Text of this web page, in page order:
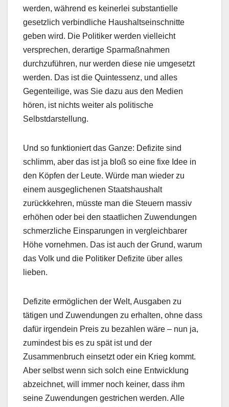
werden, während es keinerlei substantielle
gesetzlich verbindliche Haushaltseinschnitte
geben wird. Die Politiker werden vielleicht
versprechen, derartige Sparmaßnahmen
durchzuführen, nur werden diese nie umgesetzt
werden. Das ist die Quintessenz, und alles
Gegenteilige, was Sie dazu aus den Medien
hören, ist nichts weiter als politische
Selbstdarstellung.
Und so funktioniert das Ganze: Defizite sind
schlimm, aber das ist ja bloß so eine fixe Idee in
den Köpfen der Leute. Würde man wieder zu
einem ausgeglichenen Staatshaushalt
zurückkehren, müsste man die Steuern massiv
erhöhen oder bei den staatlichen Zuwendungen
schmerzliche Einsparungen in vergleichbarer
Höhe vornehmen. Das ist auch der Grund, warum
das Volk und die Politiker Defizite über alles
lieben.
Defizite ermöglichen der Welt, Ausgaben zu
tätigen und Zuwendungen zu erhalten, ohne dass
dafür irgendein Preis zu bezahlen wäre – nun ja,
zumindest bis es zu spät ist und der
Zusammenbruch einsetzt oder ein Krieg kommt.
Aber selbst wenn sich solch eine Entwicklung
abzeichnet, will immer noch keiner, dass ihm
seine Zuwendungen gestrichen werden. Alle